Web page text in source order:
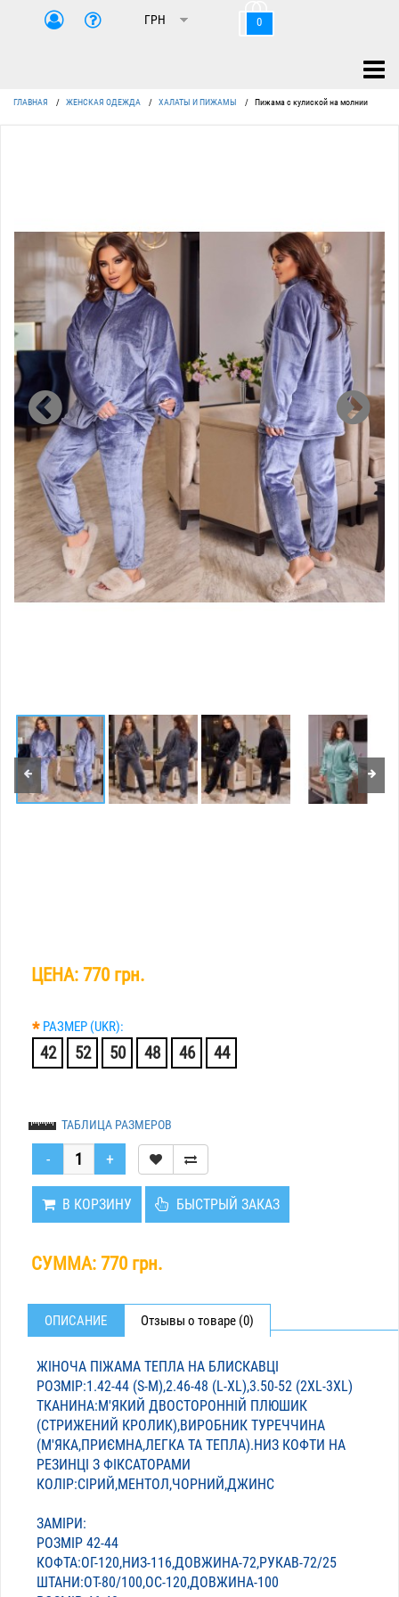
0
ГЛАВНАЯ / ЖЕНСКАЯ ОДЕЖДА / ХАЛАТЫ И ПИЖАМЫ / Пижама с кулиской на молнии
ЦЕНА: 770 грн.
* РАЗМЕР (UKR):
42 52 50 48 46 44
ТАБЛИЦА РАЗМЕРОВ
В КОРЗИНУ БЫСТРЫЙ ЗАКАЗ
СУММА: 770 грн.
ОПИСАНИЕ Отзывы о товаре (0)
ЖІНОЧА ПІЖАМА ТЕПЛА НА БЛИСКАВЦІ
РОЗМІР:1.42-44 (S-M),2.46-48 (L-XL),3.50-52 (2XL-3XL)
ТКАНИНА:М'ЯКИЙ ДВОСТОРОННІЙ ПЛЮШИК
(СТРИЖЕНИЙ КРОЛИК),ВИРОБНИК ТУРЕЧЧИНА
(М'ЯКА,ПРИЄМНА,ЛЕГКА ТА ТЕПЛА).НИЗ КОФТИ НА
РЕЗИНЦІ З ФІКСАТОРАМИ
КОЛІР:СІРИЙ,МЕНТОЛ,ЧОРНИЙ,ДЖИНС
ЗАМІРИ:
РОЗМІР 42-44
КОФТА:ОГ-120,НИЗ-116,ДОВЖИНА-72,РУКАВ-72/25
ШТАНИ:ОТ-80/100,ОС-120,ДОВЖИНА-100